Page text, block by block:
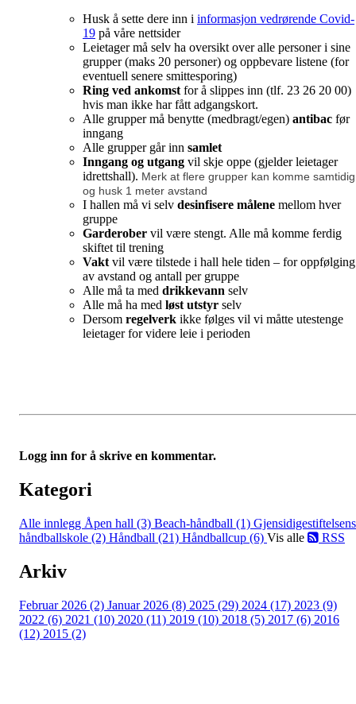
Husk å sette dere inn i informasjon vedrørende Covid-
19 på våre nettsider
Leietager må selv ha oversikt over alle personer i sine
grupper (maks 20 personer) og oppbevare listene (for
eventuell senere smittesporing)
Ring ved ankomst for å slippes inn (tlf. 23 26 20 00)
hvis man ikke har fått adgangskort.
Alle grupper må benytte (medbragt/egen) antibac før
inngang
Alle grupper går inn samlet
Inngang og utgang vil skje oppe (gjelder leietager
idrettshall). Merk at flere grupper kan komme samtidig
og husk 1 meter avstand
I hallen må vi selv desinfisere målene mellom hver
gruppe
Garderober vil være stengt. Alle må komme ferdig
skiftet til trening
Vakt vil være tilstede i hall hele tiden – for oppfølging
av avstand og antall per gruppe
Alle må ta med drikkevann selv
Alle må ha med løst utstyr selv
Dersom regelverk ikke følges vil vi måtte utestenge
leietager for videre leie i perioden
Logg inn for å skrive en kommentar.
Kategori
Alle innlegg Åpen hall (3) Beach-håndball (1) Gjensidigestiftelsens
håndballskole (2) Håndball (21) Håndballcup (6) Vis alle RSS
Arkiv
Februar 2026 (2) Januar 2026 (8) 2025 (29) 2024 (17) 2023 (9)
2022 (6) 2021 (10) 2020 (11) 2019 (10) 2018 (5) 2017 (6) 2016
(12) 2015 (2)